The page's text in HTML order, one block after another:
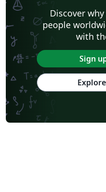
Discover
people
with
Sign